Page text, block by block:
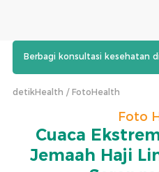
Berbagi konsultasi kesehatan
detikHealth FotoHealth
Foto
Cuaca
Jemaah Haji